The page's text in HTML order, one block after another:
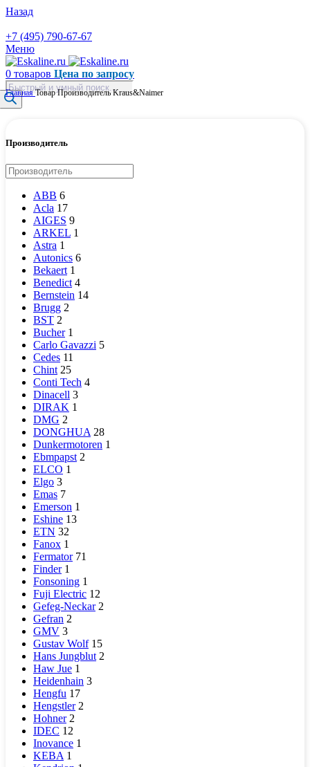
Назад
+7 (495) 790-67-67
Меню
0 товаров Цена по запросу
Поиск
товаров
ГлавнаяТовар ПроизводительKraus&Naimer
Производитель
ABB 6
Acla 17
AIGES 9
ARKEL 1
Astra 1
Autonics 6
Bekaert 1
Benedict 4
Bernstein 14
Brugg 2
BST 2
Bucher 1
Carlo Gavazzi 5
Cedes 11
Chint 25
Conti Tech 4
Dinacell 3
DIRAK 1
DMG 2
DONGHUA 28
Dunkermotoren 1
Ebmpapst 2
ELCO 1
Elgo 3
Emas 7
Emerson 1
Eshine 13
ETN 32
Fanox 1
Fermator 71
Finder 1
Fonsoning 1
Fuji Electric 12
Gefeg-Neckar 2
Gefran 2
GMV 3
Gustav Wolf 15
Hans Jungblut 2
Haw Jue 1
Heidenhain 3
Hengfu 17
Hengstler 2
Hohner 2
IDEC 12
Inovance 1
KEBA 1